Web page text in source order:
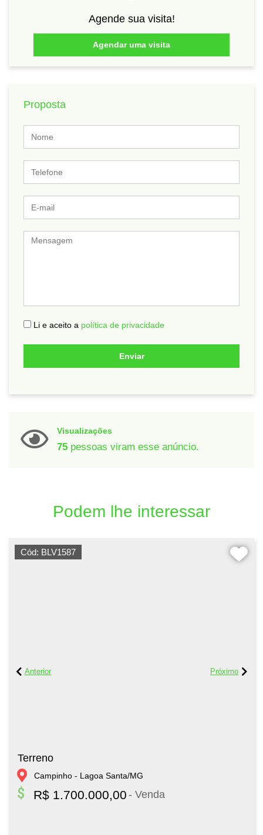
Agende sua visita!
Agendar uma visita
Proposta
mail
Mensagem
Li e aceito a política de privacidade
Enviar
Visualizações
75 pessoas viram esse anúncio.
Podem lhe interessar
Cód: BLV1587
Terreno
Campinho - Lagoa Santa/MG
R$ 1.700.000,00 - Venda